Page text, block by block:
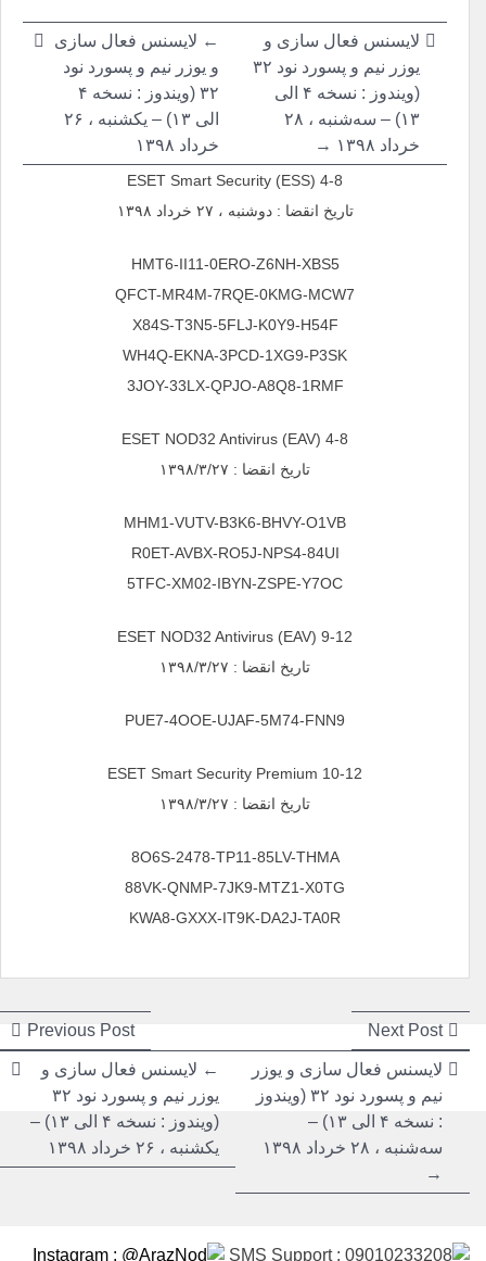
← لایسنس فعال سازی
و یوزر نیم و پسورد نود
۳۲ (ویندوز : نسخه ۴
الی ۱۳) – یکشنبه ، ۲۶
خرداد ۱۳۹۸
لایسنس فعال سازی و
یوزر نیم و پسورد نود ۳۲
(ویندوز : نسخه ۴ الی
۱۳) – سه‌شنبه ، ۲۸
خرداد ۱۳۹۸ →
ESET Smart Security (ESS) 4-8
تاریخ انقضا : دوشنبه ، ۲۷ خرداد ۱۳۹۸
HMT6-II11-0ERO-Z6NH-XBS5
QFCT-MR4M-7RQE-0KMG-MCW7
X84S-T3N5-5FLJ-K0Y9-H54F
WH4Q-EKNA-3PCD-1XG9-P3SK
3JOY-33LX-QPJO-A8Q8-1RMF
ESET NOD32 Antivirus (EAV) 4-8
تاریخ انقضا : ۱۳۹۸/۳/۲۷
MHM1-VUTV-B3K6-BHVY-O1VB
R0ET-AVBX-RO5J-NPS4-84UI
5TFC-XM02-IBYN-ZSPE-Y7OC
ESET NOD32 Antivirus (EAV) 9-12
تاریخ انقضا : ۱۳۹۸/۳/۲۷
PUE7-4OOE-UJAF-5M74-FNN9
ESET Smart Security Premium 10-12
تاریخ انقضا : ۱۳۹۸/۳/۲۷
8O6S-2478-TP11-85LV-THMA
88VK-QNMP-7JK9-MTZ1-X0TG
KWA8-GXXX-IT9K-DA2J-TA0R
راهبری
نوشته
Previous Post Next Post
post:
راهبری
نوشته
← لایسنس فعال سازی و
یوزر نیم و پسورد نود ۳۲
(ویندوز : نسخه ۴ الی ۱۳) –
یکشنبه ، ۲۶ خرداد ۱۳۹۸
لایسنس فعال سازی و یوزر
نیم و پسورد نود ۳۲ (ویندوز
: نسخه ۴ الی ۱۳) –
سه‌شنبه ، ۲۸ خرداد ۱۳۹۸
→